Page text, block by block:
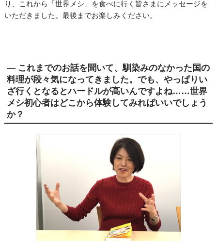
り、これから「世界メシ」を食べに行く皆さまにメッセージを
いただきました。最後までお楽しみください。
― これまでのお話を聞いて、馴染みのなかった国の
料理が段々気になってきました。でも、やっぱりい
ざ行くとなるとハードルが高いんですよね……世界
メシ初心者はどこから体験してみればいいでしょう
か？